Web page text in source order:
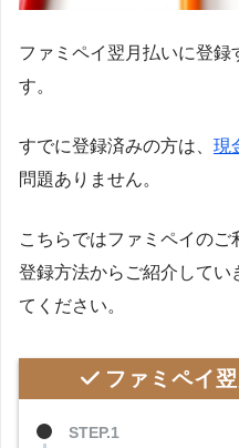
ファミペイ翌月払いに登録
す。
すでに登録済みの方は、 現
問題ありません。
こちらではファミペイのご
登録方法からご紹介してい
てください。
ファミペイ
STEP.1